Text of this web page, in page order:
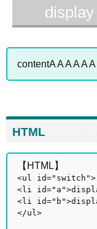
display
contentA A A A A A
HTML
【HTML】
<ul id="switch">
<li
<li
</ul>